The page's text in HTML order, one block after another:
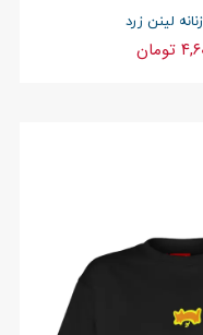
لینن زرد